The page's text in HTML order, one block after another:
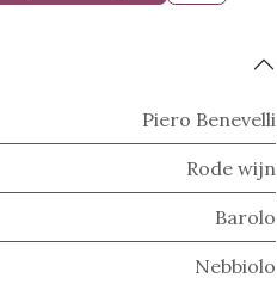
Piero Benevelli
Rode wijn
Barolo
Nebbiolo